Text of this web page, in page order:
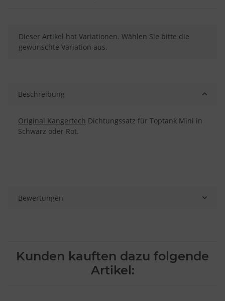
x
Dieser Artikel hat Variationen. Wählen Sie bitte die
gewünschte Variation aus.
Beschreibung
Original Kangertech Dichtungssatz für Toptank Mini in
Schwarz oder Rot.
Bewertungen
Kunden kauften dazu folgende
Artikel: